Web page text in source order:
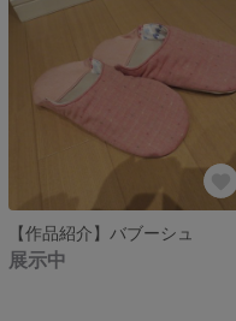
【作品紹介】バブーシュ
展示中